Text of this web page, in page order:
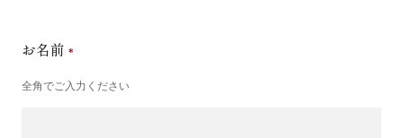
お名前
全角でご入力ください